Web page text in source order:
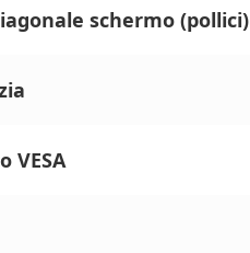
schermo (pollici)
VESA